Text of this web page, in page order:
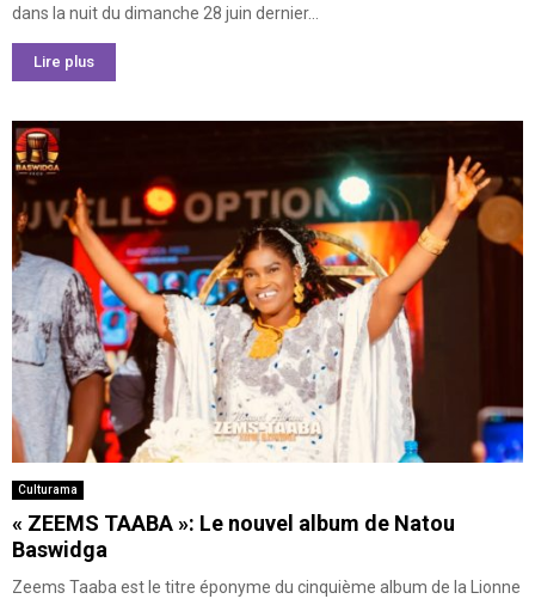
dans la nuit du dimanche 28 juin dernier...
Lire plus
Culturama
« ZEEMS TAABA »: Le nouvel album de Natou
Baswidga
Zeems Taaba est le titre éponyme du cinquième album de la Lionne